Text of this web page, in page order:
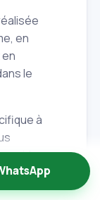
en
le
à
aider